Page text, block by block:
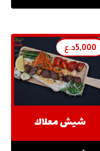
شيش معلاك
5,000د.ع